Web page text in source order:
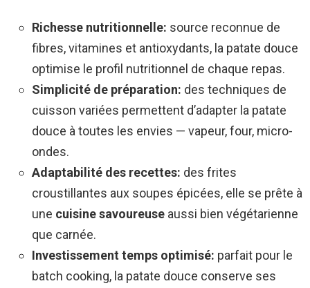
Richesse nutritionnelle: source reconnue de
fibres, vitamines et antioxydants, la patate douce
optimise le profil nutritionnel de chaque repas.
Simplicité de préparation: des techniques de
cuisson variées permettent d’adapter la patate
douce à toutes les envies — vapeur, four, micro-
ondes.
Adaptabilité des recettes: des frites
croustillantes aux soupes épicées, elle se prête à
une cuisine savoureuse aussi bien végétarienne
que carnée.
Investissement temps optimisé: parfait pour le
batch cooking, la patate douce conserve ses